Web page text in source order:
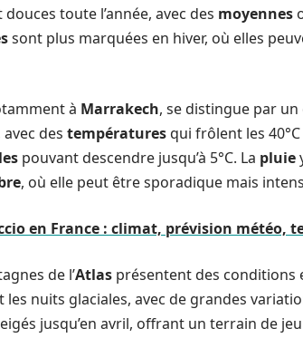
douces toute l’année, avec des moyennes
sont plus marquées en hiver, où elles
à Marrakech, se distingue par
des températuresqui frôlent les 40°C
pouvant descendre jusqu’à 5°C. La pluie
, où elle peut être sporadique mais
en France : climat, prévision météo,
de l’Atlas présentent des conditions
nuits glaciales, avec de grandes
jusqu’en avril, offrant un terrain de